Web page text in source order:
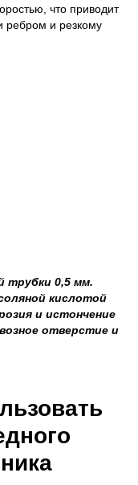
что приводит
ребром и резкому
трубки 0,5 мм.
кислотой
и истончение
отверстие и